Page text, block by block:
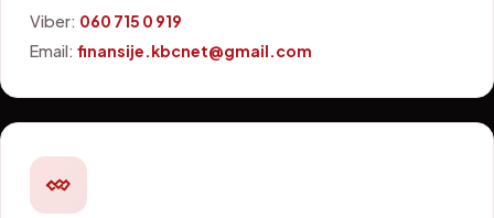
Viber: 060 715 0 919
Email: finansije.kbcnet@gmail.com